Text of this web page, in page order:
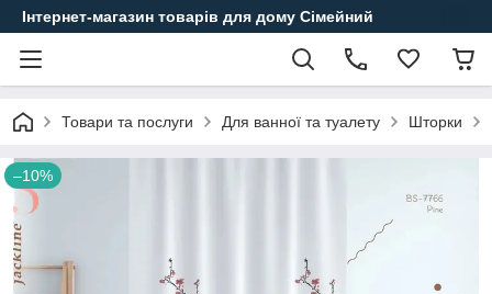
Інтернет-магазин товарів для дому Сімейний
Товари та послуги Для ванної та туалету Шторки
–10%